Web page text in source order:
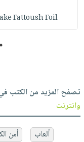
Fattoush Foil
1
تصفح المزيد من الكتب في
وانترنت
ألعاب أمن